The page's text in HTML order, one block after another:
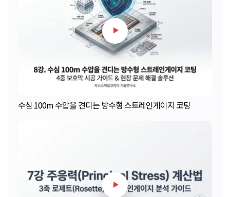
수심 100m 수압을 견디는 방수형 스트레인게이지 코팅